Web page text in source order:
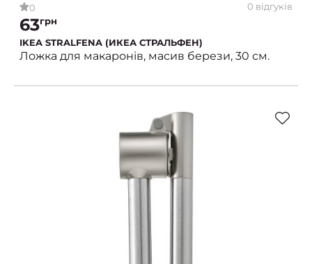
0 0 відгуків
63грн
IKEA STRALFENA (ИКЕА СТРАЛЬФЕН)
Ложка для макаронів, масив берези, 30 см.